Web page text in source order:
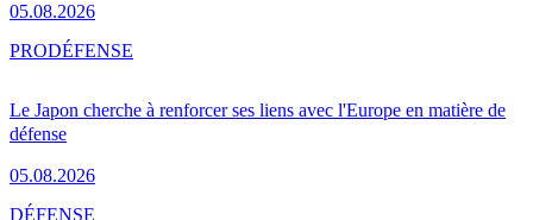
05.08.2026
Le Japon cherche à renforcer ses liens avec l'Europe en matière de
défense
05.08.2026
PRODÉFENSE
DÉFENSE